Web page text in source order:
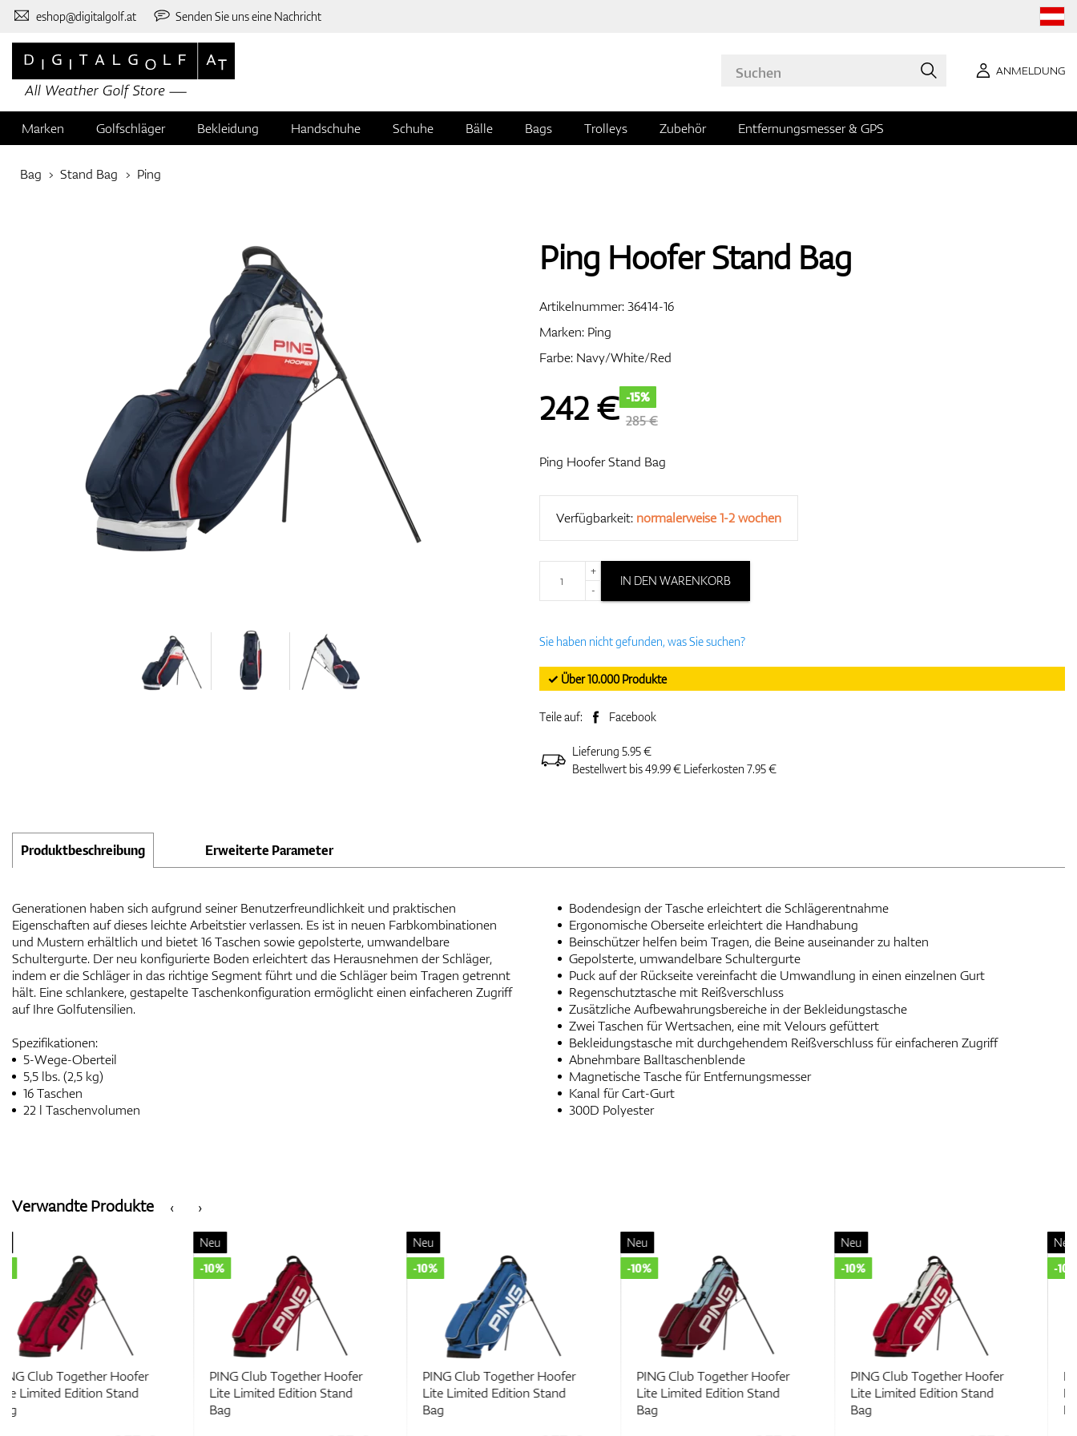
eshop@digitalgolf.at Senden Sie uns eine Nachricht
ANMELDUNG
Marken Golfschläger Bekleidung Handschuhe Schuhe Bälle Bags Trolleys Zubehör Entfernungsmesser & GPS
Bag Stand Bag Ping
Ping Hoofer Stand Bag
Artikelnummer:36414-16
Marken: Ping
Farbe: Navy/White/Red
242€ -15%
285 €
Ping Hoofer Stand Bag
Verfügbarkeit: normalerweise 1-2 wochen
+
-
IN DEN WARENKORB
Sie haben nicht gefunden, was Sie suchen?
✓ Über 10.000 Produkte
Teile auf: Facebook
Lieferung 5.95 €
Bestellwert bis 49.99 € Lieferkosten 7.95 €
Produktbeschreibung Erweiterte Parameter
Generationen haben sich aufgrund seiner Benutzerfreundlichkeit und praktischen
Eigenschaften auf dieses leichte Arbeitstier verlassen. Es ist in neuen Farbkombinationen
und Mustern erhältlich und bietet 16 Taschen sowie gepolsterte, umwandelbare
Schultergurte. Der neu konfigurierte Boden erleichtert das Herausnehmen der Schläger,
indem er die Schläger in das richtige Segment führt und die Schläger beim Tragen getrennt
hält. Eine schlankere, gestapelte Taschenkonfiguration ermöglicht einen einfacheren Zugriff
auf Ihre Golfutensilien.
Spezifikationen:
5-Wege-Oberteil
5,5 lbs. (2,5 kg)
16 Taschen
22 l Taschenvolumen
Bodendesign der Tasche erleichtert die Schlägerentnahme
Ergonomische Oberseite erleichtert die Handhabung
Beinschützer helfen beim Tragen, die Beine auseinander zu halten
Gepolsterte, umwandelbare Schultergurte
Puck auf der Rückseite vereinfacht die Umwandlung in einen einzelnen Gurt
Regenschutztasche mit Reißverschluss
Zusätzliche Aufbewahrungsbereiche in der Bekleidungstasche
Zwei Taschen für Wertsachen, eine mit Velours gefüttert
Bekleidungstasche mit durchgehendem Reißverschluss für einfacheren Zugriff
Abnehmbare Balltaschenblende
Magnetische Tasche für Entfernungsmesser
Kanal für Cart-Gurt
300D Polyester
‹
Verwandte Produkte ›
PING Club Together Hoofer
Lite Limited Edition Stand
PING Club Together Hoofer
Lite Limited Edition Stand
PING Club Together Hoofer
Lite Limited Edition Stand
PING Club Together Hoofer
Lite Limited Edition Stand
PING Club Together Hoofer
Lite Limited Edition Stand